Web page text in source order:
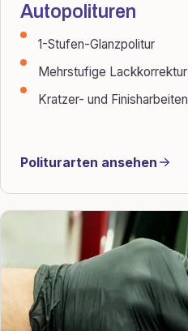
Autopolituren
1-Stufen-Glanzpolitur
Mehrstufige Lackkorrektur
Kratzer- und Finisharbeiten
Politurarten ansehen